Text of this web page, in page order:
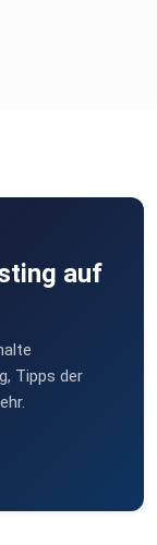
auf
Tipps der